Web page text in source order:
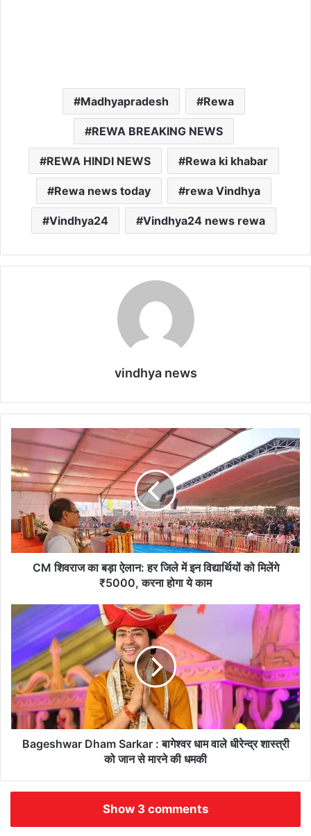
Madhyapradesh Rewa
REWA BREAKING NEWS
REWA HINDI NEWS Rewa ki khabar
Rewa news today rewa Vindhya
Vindhya24 Vindhya24 news rewa
vindhya news
CM शिवराज का बड़ा ऐलान: हर जिले में इन विद्यार्थियों को मिलेंगे
₹5000, करना होगा ये काम
Bageshwar Dham Sarkar : बागेश्वर धाम वाले धीरेन्द्र शास्त्री
को जान से मारने की धमकी
Show 3 comments